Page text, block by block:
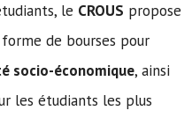
le CROUS propose
de bourses pour
socio-économique, ainsi
les étudiants les plus